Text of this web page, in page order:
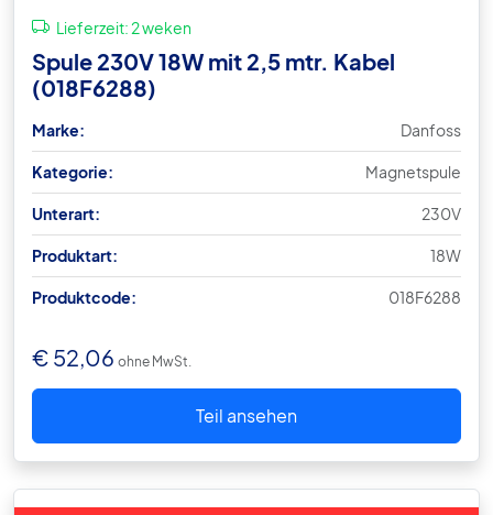
Lieferzeit:2 weken
Spule 230V 18W mit 2,5 mtr. Kabel
(018F6288)
Marke: Danfoss
Kategorie: Magnetspule
Unterart: 230V
Produktart: 18W
Produktcode: 018F6288
€ 52,06 ohne MwSt.
Teil ansehen